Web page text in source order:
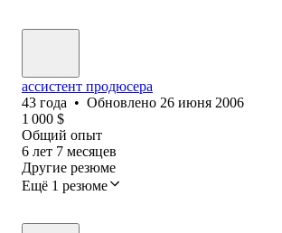
ассистент продюсера
43 года • Обновлено 26 июня 2006
1 000 $
Общий опыт
6 лет 7 месяцев
Другие резюме
Ещё 1 резюме